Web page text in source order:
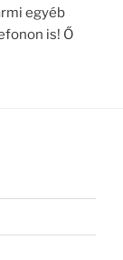
egyéb
is! Ő